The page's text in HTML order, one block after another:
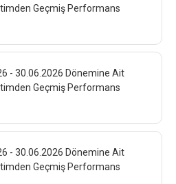
Geçmiş Performans
- 30.06.2026 Dönemine Ait
Geçmiş Performans
- 30.06.2026 Dönemine Ait
Geçmiş Performans